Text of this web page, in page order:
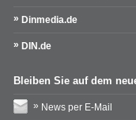
Dinmedia.de
DIN.de
Bleiben Sie auf dem
News per E-Mail